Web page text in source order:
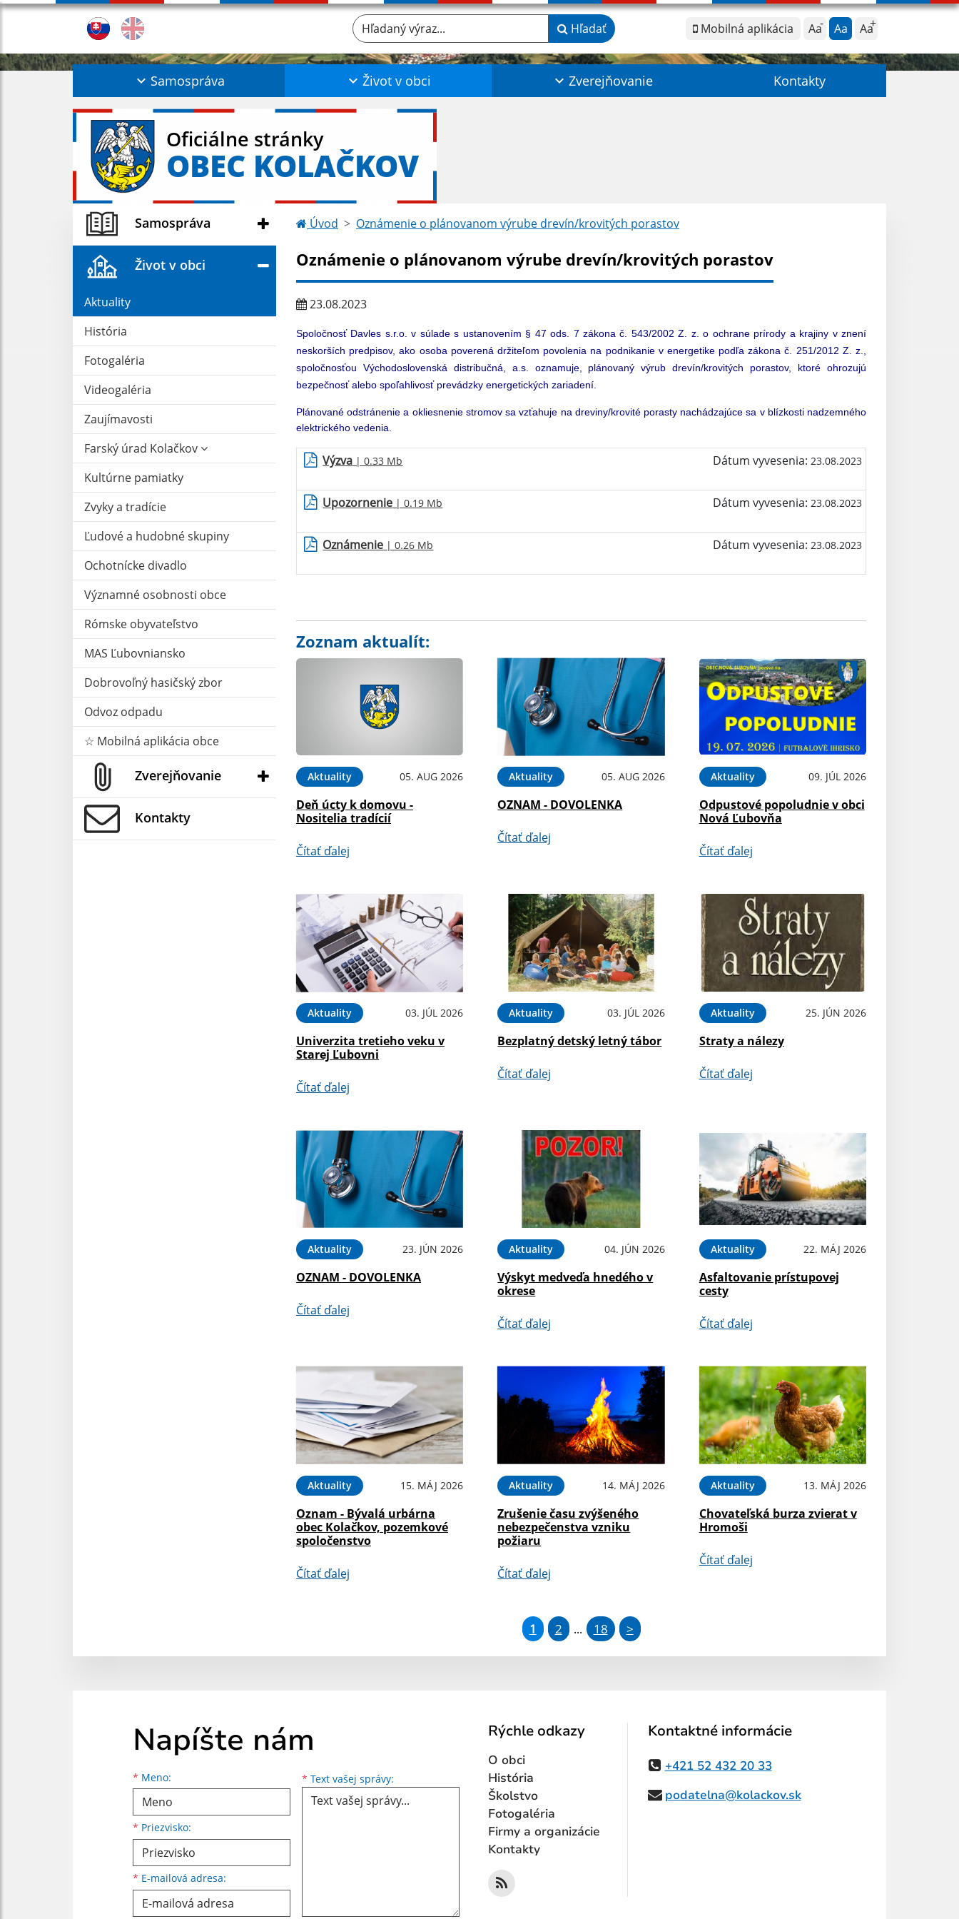
Mobilná aplikácia Aa Aa Aa
Hľadaný výraz... Hľadať
Samospráva Život v obci Zverejňovanie Kontakty
Oficiálne stránky
OBEC KOLAČKOV
Samospráva
Život v obci
Aktuality
História
Fotogaléria
Videogaléria
Zaujímavosti
Farský úrad Kolačkov
Kultúrne pamiatky
Zvyky a tradície
Ľudové a hudobné skupiny
Ochotnícke divadlo
Významné osobnosti obce
Rómske obyvateľstvo
MAS Ľubovniansko
Dobrovoľný hasičský zbor
Odvoz odpadu
☆ Mobilná aplikácia obce
Zverejňovanie
Kontakty
Úvod Oznámenie o plánovanom výrube drevín/krovitých porastov
Oznámenie o plánovanom výrube drevín/krovitých porastov
23.08.2023
Spoločnosť Davles s.r.o. v súlade s ustanovením § 47 ods. 7 zákona č. 543/2002 Z. z. o ochrane prírody a krajiny v znení
neskorších predpisov, ako osoba poverená držiteľom povolenia na podnikanie v energetike podľa zákona č. 251/2012 Z. z.,
spoločnosťou Východoslovenská distribučná, a.s. oznamuje, plánovaný výrub drevín/krovitých porastov, ktoré ohrozujú
bezpečnosť alebo spoľahlivosť prevádzky energetických zariadení.
Plánované odstránenie a okliesnenie stromov sa vzťahuje na dreviny/krovité porasty nachádzajúce sa v blízkosti nadzemného
elektrického vedenia.
Výzva | 0.33 Mb Dátum vyvesenia: 23.08.2023
Upozornenie | 0.19 Mb Dátum vyvesenia: 23.08.2023
Oznámenie | 0.26 Mb Dátum vyvesenia: 23.08.2023
Zoznam aktualít:
Aktuality 05. AUG 2026
Deň úcty k domovu -
Nositelia tradícií
Čítať ďalej
Aktuality 05. AUG 2026
OZNAM - DOVOLENKA
Čítať ďalej
Aktuality 09. JÚL 2026
Odpustové popoludnie v obci
Nová Ľubovňa
Čítať ďalej
Aktuality 03. JÚL 2026
Univerzita tretieho veku v
Starej Ľubovni
Čítať ďalej
Aktuality 03. JÚL 2026
Bezplatný detský letný tábor
Čítať ďalej
Aktuality 25. JÚN 2026
Straty a nálezy
Čítať ďalej
Aktuality 23. JÚN 2026
OZNAM - DOVOLENKA
Čítať ďalej
Aktuality 04. JÚN 2026
Výskyt medveďa hnedého v
okrese
Čítať ďalej
Aktuality 22. MÁJ 2026
Asfaltovanie prístupovej
cesty
Čítať ďalej
Aktuality 15. MÁJ 2026
Oznam - Bývalá urbárna
obec Kolačkov, pozemkové
spoločenstvo
Čítať ďalej
Aktuality 14. MÁJ 2026
Zrušenie času zvýšeného
nebezpečenstva vzniku
požiaru
Čítať ďalej
Aktuality 13. MÁJ 2026
Chovateľská burza zvierat v
Hromoši
Čítať ďalej
1 2 ... 18 >
Napíšte nám
* Meno:
Meno
* Priezvisko:
Priezvisko
* E-mailová adresa:
E-mailová adresa * Text vašej správy: Text vašej správy...
Rýchle odkazy
O obci
História
Školstvo
Fotogaléria
Firmy a organizácie
Kontakty
Kontaktné informácie
+421 52 432 20 33
podatelna@kolackov.sk